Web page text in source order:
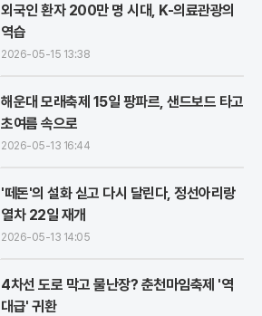
외국인 환자 200만 명 시대, K-의료관광의
역습
2026-05-15 13:38
해운대 모래축제 15일 팡파르, 샌드보드 타고
초여름 속으로
2026-05-13 16:44
'떼돈'의 설화 싣고 다시 달린다, 정선아리랑
열차 22일 재개
2026-05-13 14:05
4차선 도로 막고 물난장? 춘천마임축제 '역
대급' 귀환